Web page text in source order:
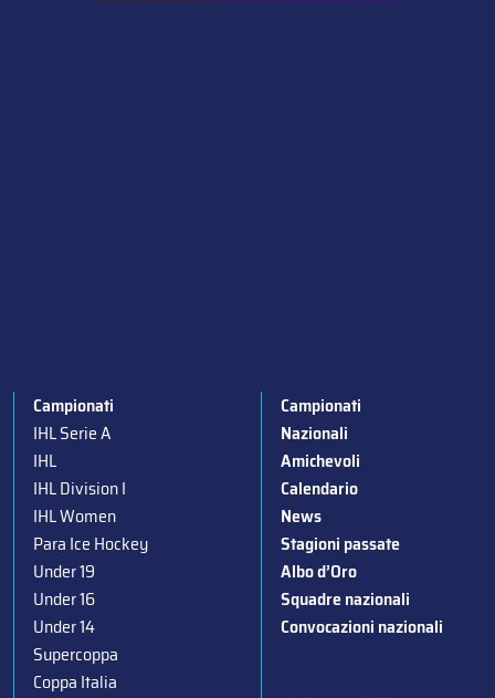
Campionati
IHL Serie A
IHL
IHL Division I
IHL Women
Para Ice Hockey
Under 19
Under 16
Under 14
Supercoppa
Coppa Italia
Campionati
Nazionali
Amichevoli
Calendario
News
Stagioni passate
Albo d’Oro
Squadre nazionali
Convocazioni nazionali